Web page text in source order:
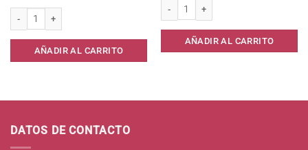
Balde 14lts oval Matriplaster c/ escurridor . cantidad
AÑADIR AL CARRITO
AÑADIR AL CARRITO
DATOS DE CONTACTO